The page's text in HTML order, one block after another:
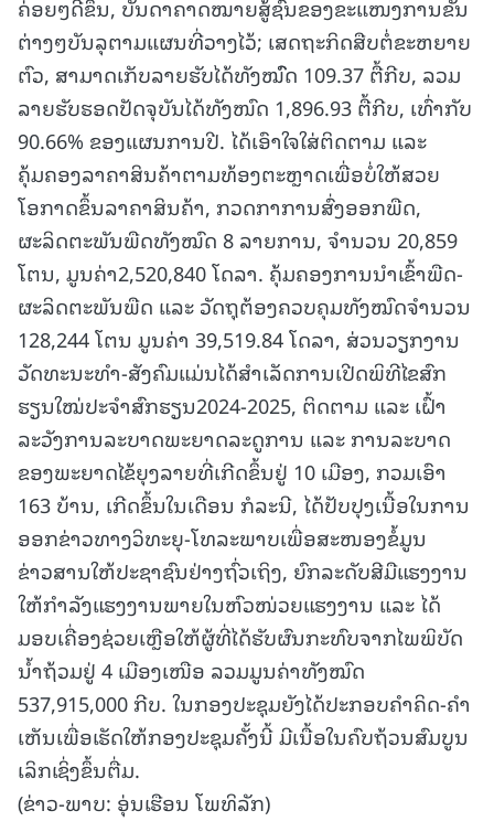
ຄ່ອຍໆດີຂຶ້ນ, ບັນດາຄາດໝາຍສູ້ຊົນຂອງຂະແໜງການຂັ້ນ
ຕ່າງໆບັນລຸຕາມແຜນທີ່ວາງໄວ້; ເສດຖະກິດສືບຕໍ່ຂະຫຍາຍ
ຕົວ, ສາມາດເກັບລາຍຮັບໄດ້ທັງໝົົດ 109.37 ຕື້ກີບ, ລວມ
ລາຍຮັບຮອດປັດຈຸບັນໄດ້ທັງໜົດ 1,896.93 ຕື້ກີບ, ເທົ່າກັບ
90.66% ຂອງແຜນການປີ. ໄດ້ເອົາໃຈໃສ່ຕິດຕາມ ແລະ
ຄຸ້ມຄອງລາຄາສິນຄ້າຕາມທ້ອງຕະຫຼາດເພື່ອບໍ່ໃຫ້ສວຍ
ໂອກາດຂຶ້ນລາຄາສິນຄ້າ, ກວດກາການສົ່ງອອກພືດ,
ຜະລິດຕະພັນພືດທັງໝົດ 8 ລາຍການ, ຈໍານວນ 20,859
ໂຕນ, ມູນຄ່າ2,520,840 ໂດລາ. ຄຸ້ມຄອງການນໍາເຂົ້າພືດ-
ຜະລິດຕະພັນພືດ ແລະ ວັດຖຸຕ້ອງຄວບຄຸມທັງໝົດຈໍານວນ
128,244 ໂຕນ ມູນຄ່າ 39,519.84 ໂດລາ, ສ່ວນວຽກງານ
ວັດທະນະທຳ-ສັງຄົມແມ່ນໄດ້ສໍາເລັດການເປີດພິທີໄຂສົກ
ຮຽນໃໝ່ປະຈໍາສົກຮຽນ2024-2025, ຕິດຕາມ ແລະ ເຝົ້າ
ລະວັງການລະບາດພະຍາດລະດູການ ແລະ ການລະບາດ
ຂອງພະຍາດໄຂ້ຍຸງລາຍທີ່ເກີດຂຶ້ນຢູ່ 10 ເມືອງ, ກວມເອົາ
163 ບ້ານ, ເກີດຂຶ້ນໃນເດືອນ ກໍລະນີ, ໄດ້ປັບປຸງເນື້ອໃນການ
ອອກຂ່າວທາງວິທະຍຸ-ໂທລະພາບເພື່ອສະໜອງຂໍ້ມູນ
ຂ່າວສານໃຫ້ປະຊາຊົນຢ່າງຖົ່ວເຖິງ, ຍົກລະດັບສີມືແຮງງານ
ໃຫ້ກໍາລັງແຮງງານພາຍໃນຫົວໜ່ວຍແຮງງານ ແລະ ໄດ້
ມອບເຄື່ອງຊ່ວຍເຫຼືອໃຫ້ຜູ້ທີ່ໄດ້ຮັບຜົນກະທົບຈາກໄພພິບັດ
ນໍ້າຖ້ວມຢູ່ 4 ເມືອງເໜືອ ລວມມູນຄ່າທັງໝົດ
537,915,000 ກີບ. ໃນກອງປະຊຸມຍັງໄດ້ປະກອບຄໍາຄິດ-ຄໍາ
ເຫັນເພື່ອເຮັດໃຫ້ກອງປະຊຸມຄັ້ງນີ້ ມີເນື້ອໃນຄົບຖ້ວນສົມບູນ
ເລິກເຊິ່ງຂຶ້ນຕື່ມ.
(ຂ່າວ-ພາບ: ອຸ່ນເຮືອນ ໂພທິລັກ)